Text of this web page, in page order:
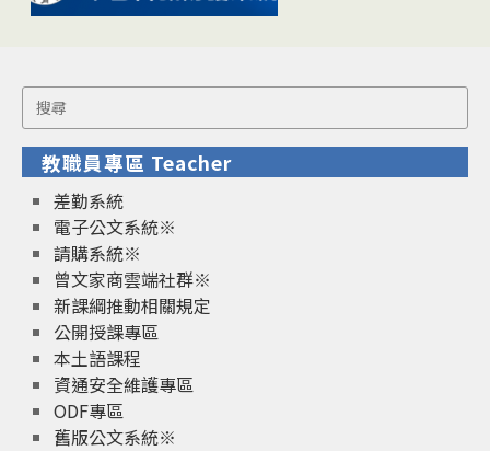
Search
for:
教職員專區 Teacher
差勤系統
電子公文系統※
請購系統※
曾文家商雲端社群※
新課綱推動相關規定
公開授課專區
本土語課程
資通安全維護專區
ODF專區
舊版公文系統※